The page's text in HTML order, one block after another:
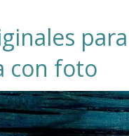
con foto